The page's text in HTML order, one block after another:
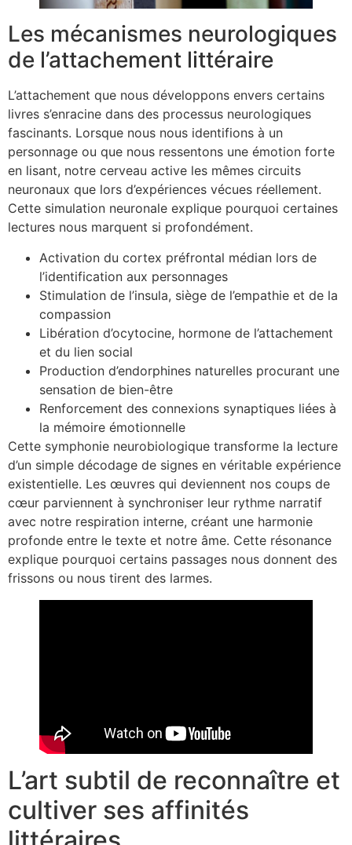
Les mécanismes neurologiques
de l’attachement littéraire
L’attachement que nous développons envers certains
livres s’enracine dans des processus neurologiques
fascinants. Lorsque nous nous identifions à un
personnage ou que nous ressentons une émotion forte
en lisant, notre cerveau active les mêmes circuits
neuronaux que lors d’expériences vécues réellement.
Cette simulation neuronale explique pourquoi certaines
lectures nous marquent si profondément.
Activation du cortex préfrontal médian lors de
l’identification aux personnages
Stimulation de l’insula, siège de l’empathie et de la
compassion
Libération d’ocytocine, hormone de l’attachement
et du lien social
Production d’endorphines naturelles procurant une
sensation de bien-être
Renforcement des connexions synaptiques liées à
la mémoire émotionnelle
Cette symphonie neurobiologique transforme la lecture
d’un simple décodage de signes en véritable expérience
existentielle. Les œuvres qui deviennent nos coups de
cœur parviennent à synchroniser leur rythme narratif
avec notre respiration interne, créant une harmonie
profonde entre le texte et notre âme. Cette résonance
explique pourquoi certains passages nous donnent des
frissons ou nous tirent des larmes.
L’art subtil de reconnaître et
cultiver ses affinités